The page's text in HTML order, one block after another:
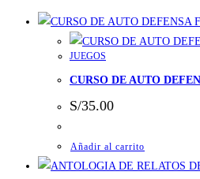
JUEGOS
CURSO DE AUTO
S/35.00
Añadir al carrito